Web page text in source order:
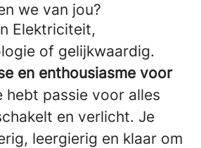
we van jou?
Elektriciteit,
of gelijkwaardig.
en enthousiasme voor
hebt passie voor alles
en verlicht. Je
leergierig en klaar om